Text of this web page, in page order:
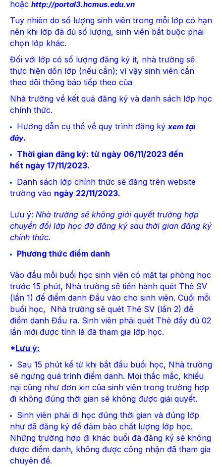
hoặc http://portal3.hcmus.edu.vn
Tuy nhiên do số lượng sinh viên trong mỗi lớp có hạn
nên khi lớp đã đủ số lượng, sinh viên bắt buộc phải
chọn lớp khác.
Đối với lớp có số lượng đăng ký ít, nhà trường sẽ
thực hiện dồn lớp (nếu cần); vì vậy sinh viên cần
theo dõi thông báo tiếp theo của
Nhà trường về kết quả đăng ký và danh sách lớp học
chính thức.
Hướng dẫn cụ thể về quy trình đăng ký xem tại
đây.
Thời gian đăng ký: từ ngày 06/11/2023 đến
hết ngày 17/11/2023.
Danh sách lớp chính thức sẽ đăng trên website
trường vào ngày 22/11/2023.
Lưu ý: Nhà trường sẽ không giải quyết trường hợp
chuyển đổi lớp học đã đăng ký sau thời gian đăng ký
chính thức.
Phương thức điểm danh
Vào đầu mỗi buổi học sinh viên có mặt tại phòng học
trước 15 phút, Nhà trường sẽ tiến hành quét Thẻ SV
(lần 1) để điểm danh Đầu vào cho sinh viên. Cuối mỗi
buổi học, Nhà trường sẽ quét Thẻ SV (lần 2) để
điểm danh Đầu ra. Sinh viên phải quét Thẻ đầy đủ 02
lần mới được tính là đã tham gia lớp học.
*Lưu ý:
Sau 15 phút kể từ khi bắt đầu buổi học, Nhà trường
sẽ ngưng quá trình điểm danh. Mọi thắc mắc, khiếu
nại cũng như đơn xin của sinh viên trong trường hợp
đi không đúng thời gian sẽ không được giải quyết.
Sinh viên phải đi học đúng thời gian và đúng lớp
như đã đăng ký để đảm bảo chất lượng lớp học.
Những trường hợp đi khác buổi đã đăng ký sẽ không
được điểm danh, không được công nhận đã tham gia
chuyên đề.